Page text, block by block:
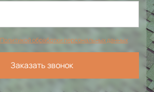
Политикой обработки персональных данных
Заказать звонок